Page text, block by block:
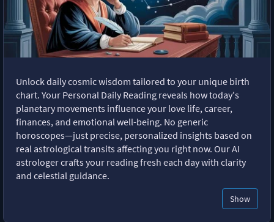
Unlock daily cosmic wisdom tailored to your unique birth
chart. Your Personal Daily Reading reveals how today's
planetary movements influence your love life, career,
finances, and emotional well-being. No generic
horoscopes—just precise, personalized insights based on
real astrological transits affecting you right now. Our AI
astrologer crafts your reading fresh each day with clarity
and celestial guidance.
Show